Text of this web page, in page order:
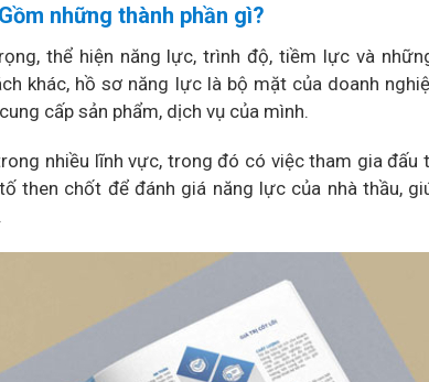
những thành phần gì?
thể hiện năng lực, trình độ, tiềm lực và
khác, hồ sơ năng lực là bộ mặt của doanh
cấp sản phẩm, dịch vụ của mình.
nhiều lĩnh vực, trong đó có việc tham gia đấu
then chốt để đánh giá năng lực của nhà thầu,